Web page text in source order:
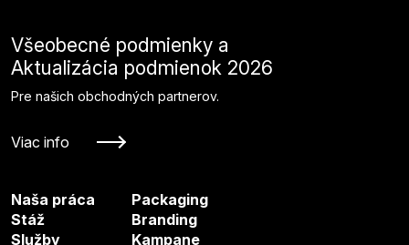
Všeobecné podmienky a
Aktualizácia podmienok 2026
Pre našich obchodných partnerov.
Viac info
Naša práca
Stáž
Služby
Packaging
Branding
Kampane